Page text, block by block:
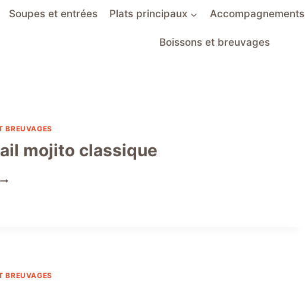
Soupes et entrées Plats principaux Accompagnements
Boissons et breuvages
BREUVAGES
mojito classique
COCKTAIL
BREUVAGES